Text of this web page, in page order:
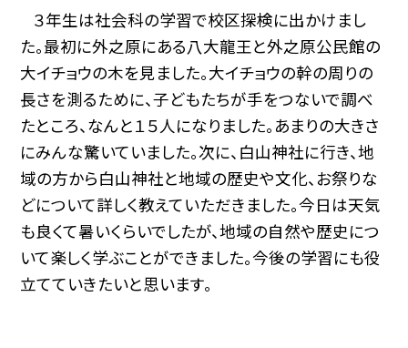
３年生は社会科の学習で校区探検に出かけまし
た。最初に外之原にある八大龍王と外之原公民館の
大イチョウの木を見ました。大イチョウの幹の周りの
長さを測るために、子どもたちが手をつないで調べ
たところ、なんと１５人になりました。あまりの大きさ
にみんな驚いていました。次に、白山神社に行き、地
域の方から白山神社と地域の歴史や文化、お祭りな
どについて詳しく教えていただきました。今日は天気
も良くて暑いくらいでしたが、地域の自然や歴史につ
いて楽しく学ぶことができました。今後の学習にも役
立てていきたいと思います。